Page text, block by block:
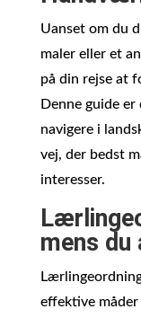
Uanset om du
maler eller et
på din rejse at
Denne guide
navigere i
vej, der bedst
interesser.
mens du
effektive